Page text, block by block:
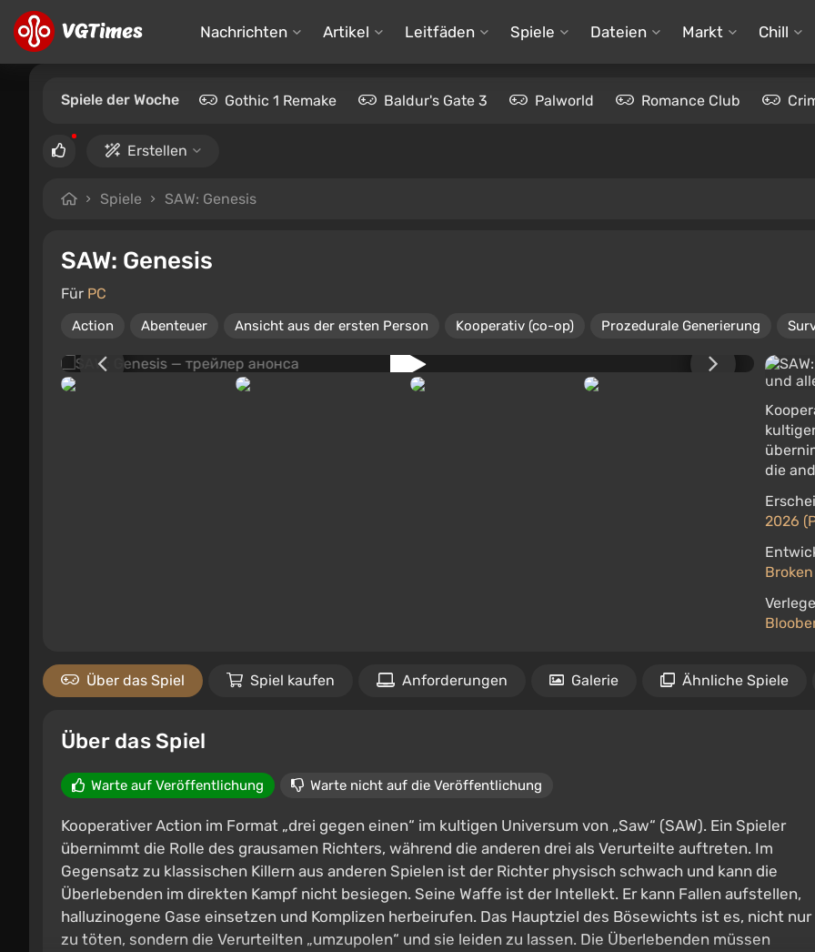
Nachrichten Artikel Leitfäden Spiele Dateien Markt Chill
Spiele der Woche Gothic 1 Remake Baldur's Gate 3 Palworld Romance Club
Erstellen
Spiele SAW: Genesis
SAW: Genesis
Für PC
Action Abenteuer Ansicht aus der ersten Person Kooperativ (co-op) Prozedurale Generierung
die
2026
Über das Spiel Spiel kaufen Anforderungen Galerie Ähnliche Spiele
Über das Spiel
Warte auf Veröffentlichung Warte nicht auf die Veröffentlichung
Kooperativer Action im Format „drei gegen einen“ im kultigen Universum von „Saw“ (SAW). Ein Spieler
übernimmt die Rolle des grausamen Richters, während die anderen drei als Verurteilte auftreten. Im
Gegensatz zu klassischen Killern aus anderen Spielen ist der Richter physisch schwach und kann die
Überlebenden im direkten Kampf nicht besiegen. Seine Waffe ist der Intellekt. Er kann Fallen aufstellen,
halluzinogene Gase einsetzen und Komplizen herbeirufen. Das Hauptziel des Bösewichts ist es, nicht nur
zu töten, sondern die Verurteilten „umzupolen“ und sie leiden zu lassen. Die Überlebenden müssen